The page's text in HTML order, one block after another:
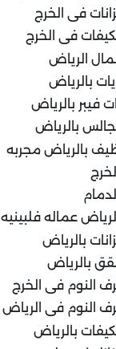
فى الخرج
فى الخرج
الرياض
بالرياض
فيبر بالرياض
بالرياض
بالرياض مجربه
عماله فلبينيه
بالرياض
بالرياض
النوم فى الخرج
النوم فى الرياض
بالرياض